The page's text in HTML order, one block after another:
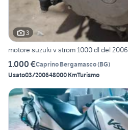
3
motore suzuki v strom 1000 dl del 2006
1.000 €Caprino Bergamasco(BG)
Usato03/200648000 KmTurismo